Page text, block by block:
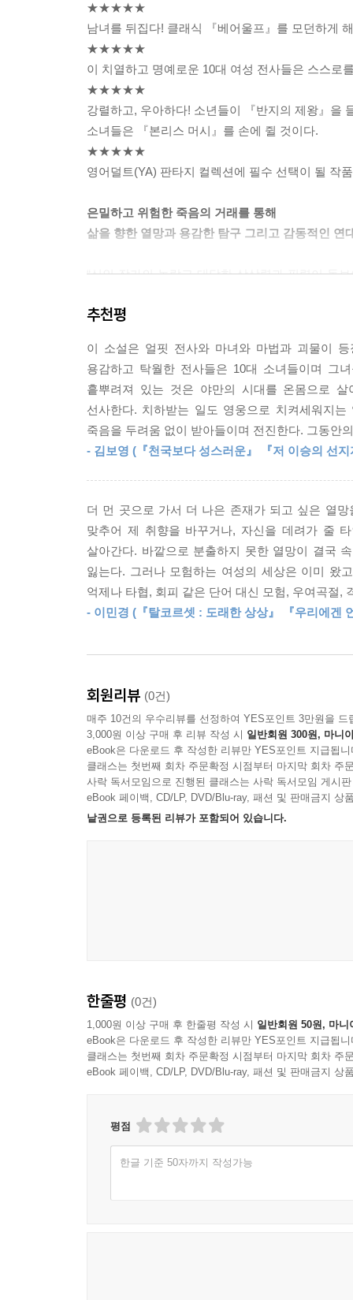
나는 위대한 일에 도전할 것이고, 그 길을 끝까지
명예. 그것을 느껴 보고 싶었다. 맛보고 싶었다.
을 부리에 문 바다 마녀의 까마귀처럼 울어 대는
나 그것은 빛을 향한 한 걸음이 되리라. 나는 마녀
것이다.
나는 기억되는 삶을 살 것이다. ---「1권」중에서
나는 갈림길 나무에 목매달린 소녀와 시스 가시
족에 대해 알고 싶었다. 그들도 사랑을 알았을까.
우리는 모두 꿈이 있다. 우리 모두. 군힐드, 죽은
을 들이민 셈이었다. ---「1권」중에서
“이제 우리 모두 손에 피를 묻힌 채 로스 족장의 홀
내가 말했다.
“그게 뭐가 중요해”
트리그브가 말을 멈췄다.
“난 너와 루나가 퀵스의 제안을 받고 서쪽으로 가
일을 하고 싶다는 열망이 있어. 더 위대한 일을 말
“로가펠. 그녀가 일찍이 두 번이나 침입을 시도했
루나가 오른쪽으로 고개를 홱 돌려 보초를 보았다.
“야수가 여자라는 건가요?”
“맞아요.”
소속감.
여기 이 족장의 홀, 거대 주목나무와 높은 천장과
항상 이방인으로 살아가는 삶의 무게……. 지금껏
아들였다. 로스의 식솔들은 두려움과 슬픔을 접
었다. 흉년에도 불구하고, 슬픔에도 불구하고. ---「
상 보잘것없는 떠돌이가 아니었다. 이 세상에 동
홀에 유대감을 느꼈다. ---「2권」중에서
우리는 함께 휘청거리며 안개를 뚫고 각자 자리로
“야수는 우리를 보고 있을 것이다.”
“준비하라, 모두.”
바람이 다시 거세졌다. 오비에가 칼을 들어 가리켰
“저기.”
★★★★★
남녀를 뒤집다! 클래식 『베어울프』를 모던하게
★★★★★
이 치열하고 명예로운 10대 여성 전사들은 스스로
★★★★★
강렬하고, 우아하다! 소년들이 『반지의 제왕』을
소녀들은 『본리스 머시』를 손에 쥘 것이다.
★★★★★
영어덜트(YA) 판타지 컬렉션에 필수 선택이 될 작
은밀하고 위험한 죽음의 거래를 통해
삶을 향한 열망과 용감한 탐구 그리고 감동적인 연
“신인 작가의 놀랍고 대담한 상상력과 필력이 돋
때문에 꿈도, 하고 싶은 일도, 할 수 있는 일도 별
방점을 찍고 이야기를 시작하지 않았을까? 왜
펼쳐지는 세상이란 그렇다면 대체 누구의 것인
품어 봤을 법한 이 질문들에 작가는 아주 멋지고
간단한 내용만 들으면 전형적인 판타지 모험 소설
10대 소녀들로만 이루어져 있으며 그들과 대척
모두가 여성이다. 김보영 작가는 “그동안의 판타
존재하지 않음을 짐작할 수 있다.
단 하루도 마음 편할 날 없이 ‘본리스머시’ 네 명
법이 없다. 마치 이 모든 위기를 각오했다는 듯
서로를 믿고 부족한 부분을 채워 가며 연대하는
『본리스머시』 시리즈의 1권 『죽음을 거래하
살아가며 역경을 헤쳐 나가는 이야기가 펼쳐진다.
받고 죽음을 거래한다. 까마귀 망토와 긴 머리카
사람들은 거의 없다. 마치 그들과 옷깃만 스쳐도
이들로 본리스머시 소녀들을 대한다. 그런 그녀
결심한 안타까운 사연들뿐이다.
무시무시한 괴물을 잡으러 나서게 되는데……!
발버둥치는 소녀의 이야기가 신비한 분위기 속에
나는 여자이고, 방랑자이고, 전사이다.
내 이야기는 아직 끝나지 않았다.
『본리스머시』 시리즈의 2권 『복수를 맹세하
마주하여 피 튀기는 치열한 혈전을 벌이기까지
진입하는 프레이, 오비에, 주니퍼, 루나. 네 사람
추천평
이 소설은 얼핏 전사와 마녀와 마법과 괴물이
용감하고 탁월한 전사들은 10대 소녀들이며 그
흩뿌려져 있는 것은 야만의 시대를 온몸으로
선사한다. 치하받는 일도 영웅으로 치켜세워지
죽음을 두려움 없이 받아들이며 전진한다. 그동안
- 김보영 (『천국보다 성스러운』 『저 이승의 선
더 먼 곳으로 가서 더 나은 존재가 되고 싶은 열
맞추어 제 취향을 바꾸거나, 자신을 데려가 줄
살아간다. 바깥으로 분출하지 못한 열망이 결국
잃는다. 그러나 모험하는 여성의 세상은 이미 왔
억제나 타협, 회피 같은 단어 대신 모험, 우여곡절,
- 이민경 (『탈코르셋 : 도래한 상상』 『우리에겐
회원리뷰 (0건)
매주 10건의 우수리뷰를 선정하여 YES포인트 3만원을 드
3,000원 이상 구매 후 리뷰 작성 시 일반회원 300원, 마니
eBook은 다운로드 후 작성한 리뷰만 YES포인트 지급됩니
클래스는 첫번째 회차 주문확정 시점부터 마지막 회차 주
사락 독서모임으로 진행된 클래스는 사락 독서모임 게시
eBook 페이백, CD/LP, DVD/Blu-ray, 패션 및 판매금지 상
낱권으로 등록된 리뷰가 포함되어 있습니다.
한줄평 (0건)
1,000원 이상 구매 후 한줄평 작성 시 일반회원 50원, 마니
eBook은 다운로드 후 작성한 리뷰만 YES포인트 지급됩니
클래스는 첫번째 회차 주문확정 시점부터 마지막 회차 주
eBook 페이백, CD/LP, DVD/Blu-ray, 패션 및 판매금지 상
평점
한글 기준 50자까지 작성가능